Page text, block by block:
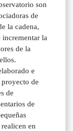
son
de
la cadena,
incrementar la
de la
e
de
de
de
en